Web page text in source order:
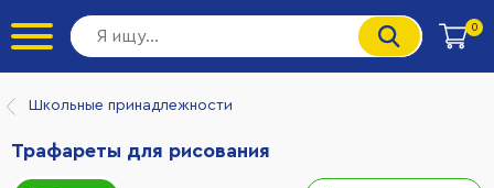
0
Школьные принадлежности
Трафареты для рисования